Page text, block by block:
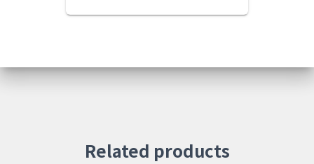
価
¥85,000
で
の
は
¥81,600
Related products